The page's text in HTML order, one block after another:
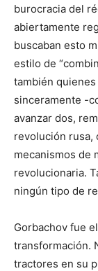
burocracia del
abiertamente
buscaban esto
estilo de
también
sinceramente -
avanzar dos,
revolución rusa,
mecanismos de
revolucionaria.
ningún tipo de
Gorbachov fue
transformación.
tractores en su